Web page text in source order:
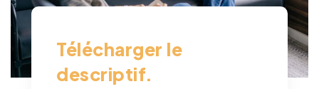
Télécharger le
descriptif.